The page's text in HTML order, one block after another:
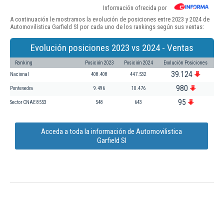
Información ofrecida por
A continuación le mostramos la evolución de posiciones entre 2023 y 2024 de
Automovilistica Garfield Sl por cada uno de los rankings según sus ventas:
Evolución posiciones 2023 vs 2024 - Ventas
Ranking Posición 2023 Posición 2024 Evolución Posiciones
Nacional 408.408 447.532 39.124
Pontevedra 9.496 10.476 980
Sector CNAE 8553 548 643 95
Acceda a toda la información de Automovilistica
Garfield Sl